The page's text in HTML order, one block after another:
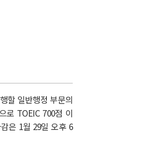
할 일반행정 부문의
로 TOEIC 700점 이
은 1월 29일 오후 6